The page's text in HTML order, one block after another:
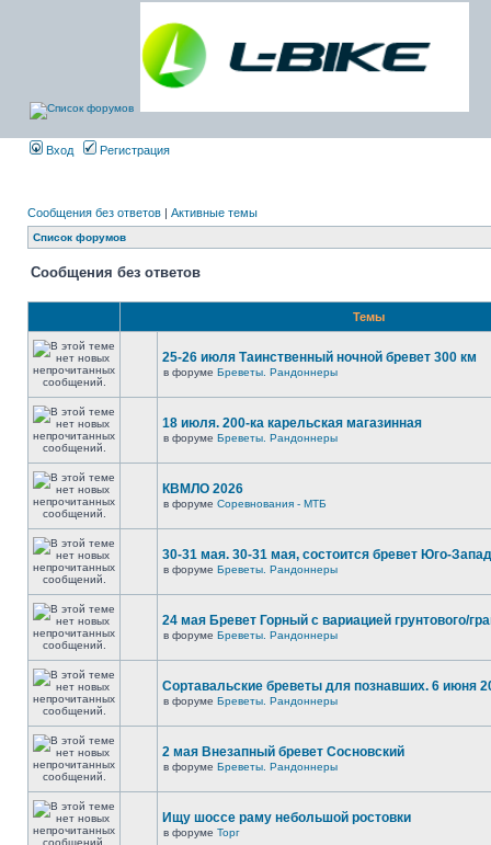
Вход Регистрация
Сообщения без ответов | Активные темы
Список форумов
Сообщения без ответов
Темы
25-26 июля Таинственный ночной бревет 300 км
в форуме Бреветы. Рандоннеры
18 июля. 200-ка карельская магазинная
в форуме Бреветы. Рандоннеры
КВМЛО 2026
в форуме Соревнования - МТБ
30-31 мая. 30-31 мая, состоится бревет Юго-
в форуме Бреветы. Рандоннеры
24 мая Бревет Горный с вариацией грунтового/
в форуме Бреветы. Рандоннеры
Сортавальские бреветы для познавших. 6 июня
в форуме Бреветы. Рандоннеры
2 мая Внезапный бревет Сосновский
в форуме Бреветы. Рандоннеры
Ищу шоссе раму небольшой ростовки
в форуме Торг